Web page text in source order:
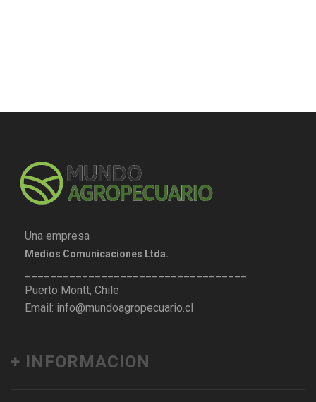
Una empresa
Medios Comunicaciones Ltda.
Puerto Montt, Chile
Email: info@mundoagropecuario.cl
+ INFORMACION